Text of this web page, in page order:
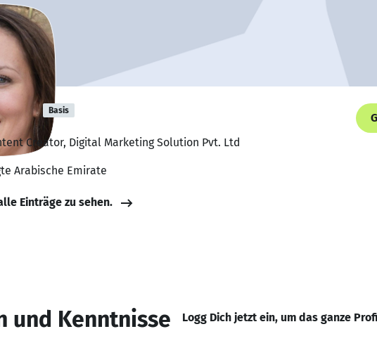
Basis
Creator, Digital Marketing Solution Pvt. Ltd
Arabische Emirate
Einträge zu sehen.
und Kenntnisse Logg Dich jetzt ein, um das ganze